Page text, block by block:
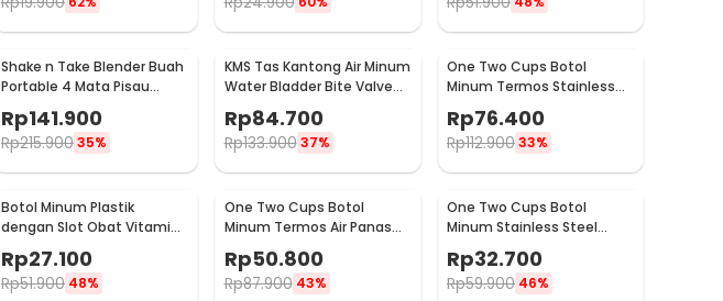
Shake n Take Blender Buah
Portable 4 Mata Pisau
Rp141.900
Rp215.90035%
KMS Tas Kantong Air Minum
Water Bladder Bite Valve
Hydration Bag 3L - BL018
Rp84.700
Rp133.900 37%
One Two Cups Botol
Minum Termos Stainless
Steel BPA Free 400ml -
K623
Rp76.400
Rp112.90033%
Botol Minum Plastik
dengan Slot Obat Vitamin
Rp27.100
Rp51.900 48%
One Two Cups Botol
Minum Termos Air Panas
Dingin with Cup Head
500ml - SUS304
Rp50.800
Rp87.900 43%
One Two Cups Botol
Minum Stainless Steel
Portable with Carabiner
750ml - GBD
Rp32.700
Rp59.900 46%